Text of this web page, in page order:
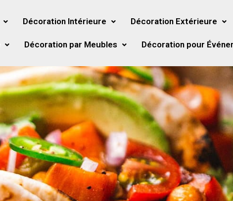
Décoration Intérieure Décoration Extérieure
Décoration par Meubles Décoration pour